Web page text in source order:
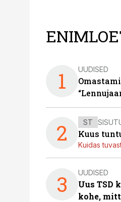
1 UUDISED
2 ST
Kuus
Kuidas
3 UUDISED
Uus TSD
kohe,